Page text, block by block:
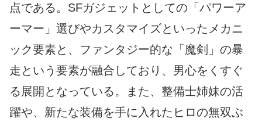
点である。SFガジェットとしての「パワーア
ーマー」選びやカスタマイズといったメカニ
ック要素と、ファンタジー的な「魔剣」の暴
走という要素が融合しており、男心をくすぐ
る展開となっている。また、整備士姉妹の活
躍や、新たな装備を手に入れたヒロの無双ぶ